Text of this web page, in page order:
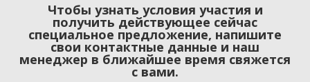
Чтобы узнать условия участия и
получить действующее сейчас
специальное предложение, напишите
свои контактные данные и наш
менеджер в ближайшее время свяжется
с вами.